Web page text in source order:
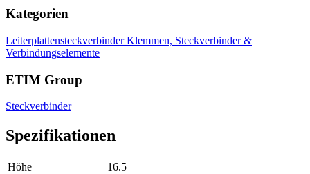
Kategorien
LeiterplattensteckverbinderKlemmen, Steckverbinder &
Verbindungselemente
ETIM Group
Steckverbinder
Spezifikationen
Höhe
16.5